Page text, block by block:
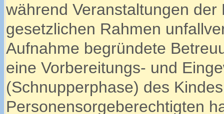
während Veranstaltungen der
gesetzlichen Rahmen
Aufnahme begründete
eine Vorbereitungs- und
(Schnupperphase) des
Personensorgeberechtigten